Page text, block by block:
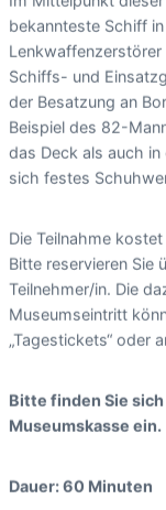
bekannteste Schiff
Lenkwaffenzerstörer
Schiffs- und
der Besatzung an
Beispiel des 82-
das Deck als auch
sich festes
Die Teilnahme
Bitte reservieren Sie
Teilnehmer/in. Die
Museumseintritt
„Tagestickets“ oder
Bitte finden Sie
Museumskasse ein.
Dauer: 60 Minuten